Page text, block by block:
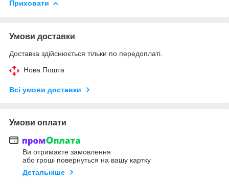
Приховати
Умови доставки
Доставка здійснюється тільки по передоплаті.
Нова Пошта
Всі умови доставки
Умови оплати
Ви отримаєте замовлення
або гроші повернуться на вашу картку
Детальніше